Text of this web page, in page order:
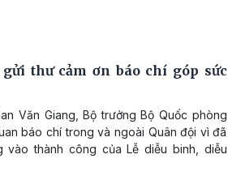
thư cảm ơn báo chí góp sức
Văn Giang, Bộ trưởng Bộ Quốc phòng
báo chí trong và ngoài Quân đội vì đã
vào thành công của Lễ diễu binh, diễu